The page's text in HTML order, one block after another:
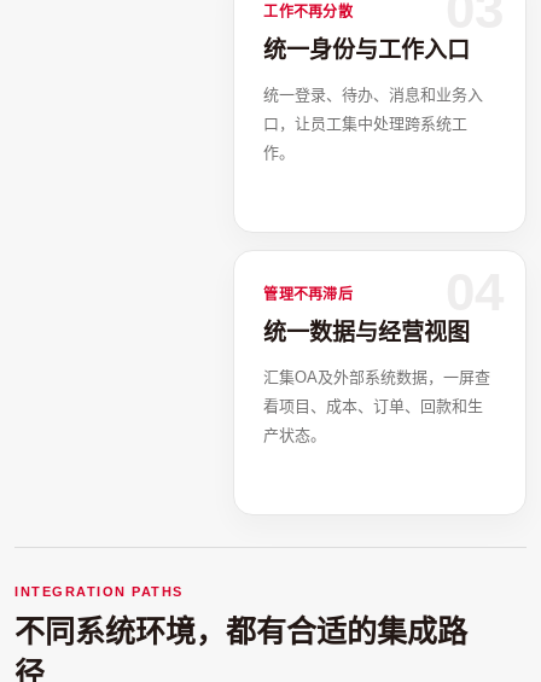
工作不再分散
统一身份与工作入口
统一登录、待办、消息和业务入
口，让员工集中处理跨系统工
作。
管理不再滞后
统一数据与经营视图
汇集OA及外部系统数据，一屏查
看项目、成本、订单、回款和生
产状态。
INTEGRATION PATHS
不同系统环境，都有合适的集成路
径